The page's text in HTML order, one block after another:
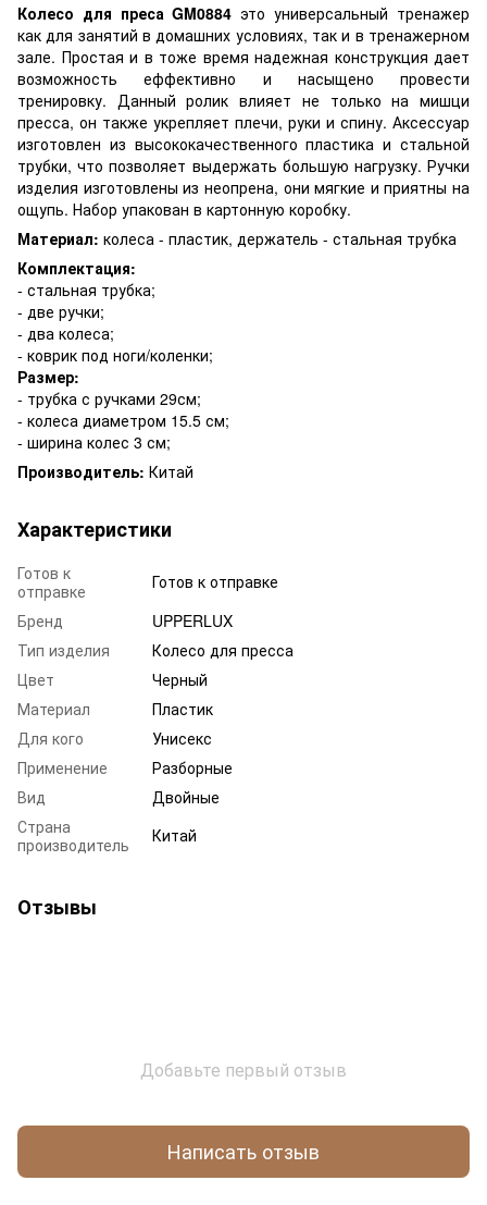
Колесо для преса GM0884 это универсальный тренажер
как для занятий в домашних условиях, так и в тренажерном
зале. Простая и в тоже время надежная конструкция дает
возможность еффективно и насыщено провести
тренировку. Данный ролик влияет не только на мишци
пресса, он также укрепляет плечи, руки и спину. Аксессуар
изготовлен из высококачественного пластика и стальной
трубки, что позволяет выдержать большую нагрузку. Ручки
изделия изготовлены из неопрена, они мягкие и приятны на
ощупь. Набор упакован в картонную коробку.
Материал: колеса - пластик, держатель - стальная трубка
Комплектация:
- стальная трубка;
- две ручки;
- два колеса;
- коврик под ноги/коленки;
Размер:
- трубка с ручками 29см;
- колеса диаметром 15.5 см;
- ширина колес 3 см;
Производитель: Китай
Характеристики
Готов к
отправке
Готов к отправке
Бренд
UPPERLUX
Тип изделия
Колесо для пресса
Цвет
Черный
Материал
Пластик
Для кого
Унисекс
Применение
Разборные
Вид
Двойные
Страна
производитель
Китай
Отзывы
Добавьте первый отзыв
Написать отзыв